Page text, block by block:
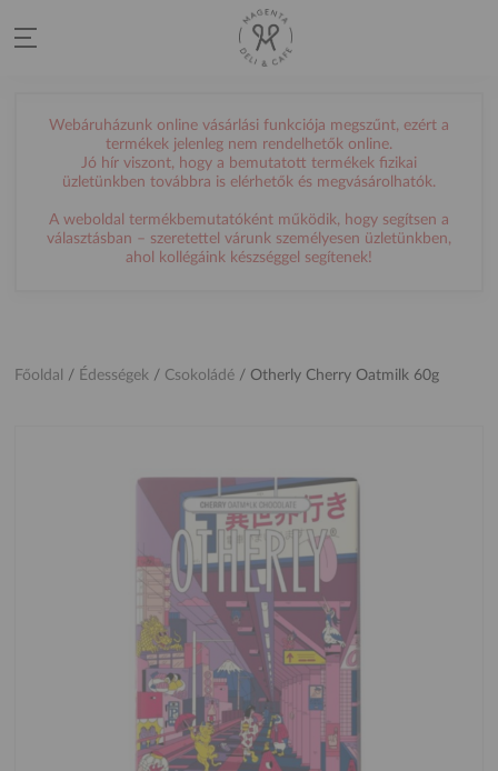
Webáruházunk online vásárlási funkciója megszűnt, ezért a
termékek jelenleg nem rendelhetők online.
Jó hír viszont, hogy a bemutatott termékek fizikai
üzletünkben továbbra is elérhetők és megvásárolhatók.
A weboldal termékbemutatóként működik, hogy segítsen a
választásban – szeretettel várunk személyesen üzletünkben,
ahol kollégáink készséggel segítenek!
Főoldal / Édességek / Csokoládé / Otherly Cherry Oatmilk 60g